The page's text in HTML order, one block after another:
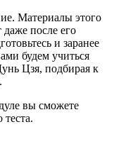
Материалы этого
после его
и заранее
будем учиться
Цзя, подбирая к
вы сможете